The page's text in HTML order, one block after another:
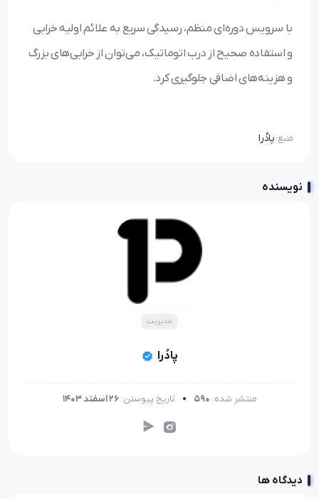
با سرویس دوره‌ای منظم، رسیدگی سریع به علائم اولیه خرابی
و استفاده صحیح از درب اتوماتیک، می‌توان از خرابی‌های بزرگ
و هزینه‌های اضافی جلوگیری کرد.
منبع:پادُرا
نویسنده
مدیریت
پادُرا
منتشر شده: 590 تاریخ پیوستن: 26 اسفند 1403
دیدگاه ها